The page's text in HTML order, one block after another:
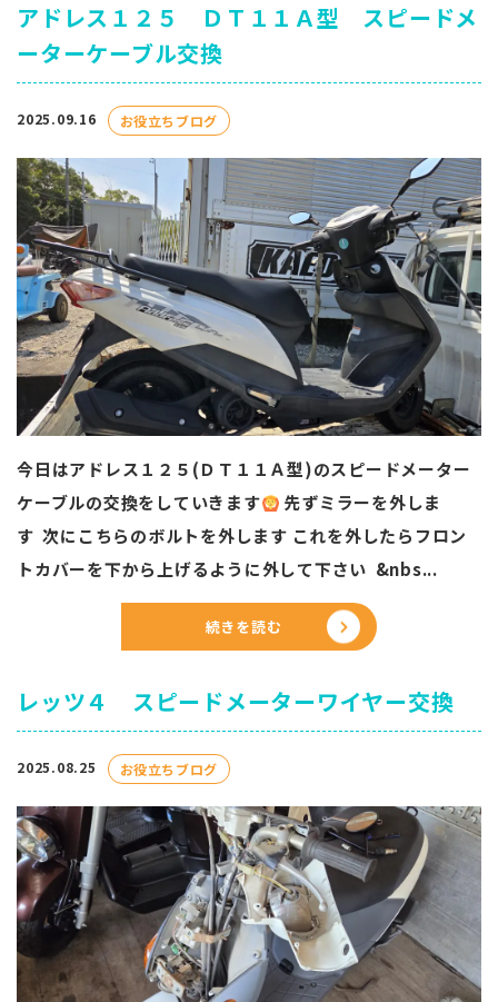
アドレス１２５ ＤＴ１１Ａ型 スピードメ
ーターケーブル交換
2025.09.16 お役立ちブログ
今日はアドレス１２５(ＤＴ１１Ａ型)のスピードメーター
ケーブルの交換をしていきます
先ずミラーを外しま
す 次にこちらのボルトを外します これを外したらフロン
トカバーを下から上げるように外して下さい &nbs...
続きを読む
レッツ４ スピードメーターワイヤー交換
2025.08.25 お役立ちブログ